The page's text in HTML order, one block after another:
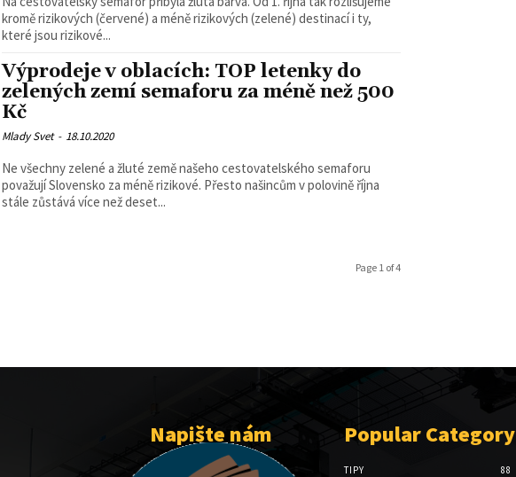
kromě rizikových (červené) a méně rizikových (zelené) destinací i ty,
které jsou rizikové...
Výprodeje v oblacích: TOP letenky do
zelených zemí semaforu za méně než 500
Kč
Mlady Svet - 18.10.2020
Ne všechny zelené a žluté země našeho cestovatelského semaforu
považují Slovensko za méně rizikové. Přesto našincům v polovině října
stále zůstává více než deset...
Page 1 of 4
Napište nám Popular Category
TIPY 88